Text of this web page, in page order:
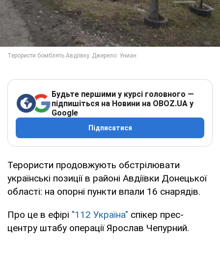
Будьте першими у курсі головного —
підпишіться на Новини на OBOZ.UA у
Google
Підписатися
Терористи продовжують обстрілювати
українські позиції в районі Авдіївки Донецької
області: на опорні пункти впали 16 снарядів.
Про це в ефірі "112 Україна" спікер прес-
центру штабу операції Ярослав Чепурний.